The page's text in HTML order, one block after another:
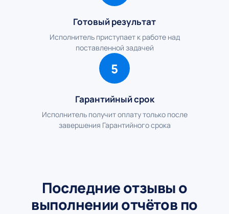
Готовый результат
Исполнитель приступает к работе над
поставленной задачей
5
Гарантийный срок
Исполнитель получит оплату только после
завершения Гарантийного срока
Последние отзывы о
выполнении отчётов по